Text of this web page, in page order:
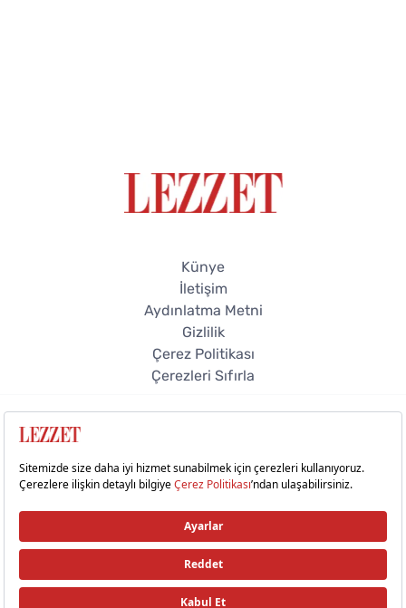
Künye
İletişim
Aydınlatma Metni
Gizlilik
Çerez Politikası
Çerezleri Sıfırla
© 2026 Lezzet Online. Tüm hakları saklıdır.